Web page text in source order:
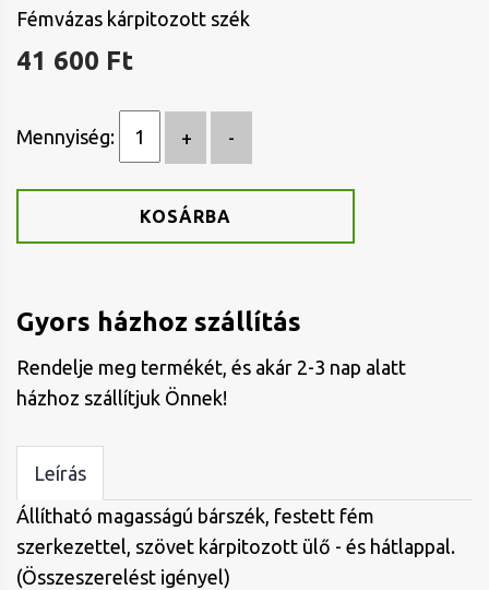
Fémvázas kárpitozott szék
41 600 Ft
Mennyiség:
KOSÁRBA
Gyors házhoz szállítás
Rendelje meg termékét, és akár 2-3 nap alatt
házhoz szállítjuk Önnek!
Leírás
Állítható magasságú bárszék, festett fém
szerkezettel, szövet kárpitozott ülő - és hátlappal.
(Összeszerelést igényel)